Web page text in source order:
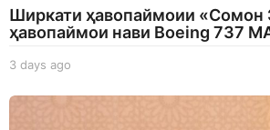
Ширкати ҳавопаймоии «Сомон
ҳавопаймои нави Boeing 737
3 days ago
a